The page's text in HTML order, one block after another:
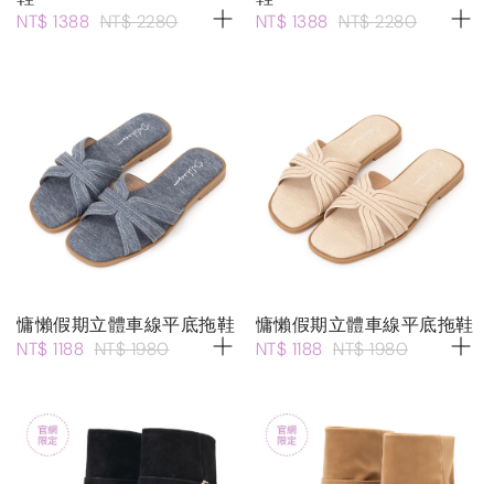
NT$ 1388 NT$ 2280
NT$ 1388 NT$ 2280
慵懶假期立體車線平底拖鞋
NT$ 1188 NT$ 1980
慵懶假期立體車線平底拖鞋
NT$ 1188 NT$ 1980